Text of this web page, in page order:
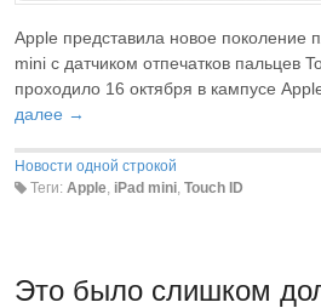
Apple представила новое поколение
mini с датчиком отпечатков пальцев
проходило 16 октября в кампусе
далее →
Новости одной строкой
Теги: Apple, iPad mini, Touch ID
Это было слишком